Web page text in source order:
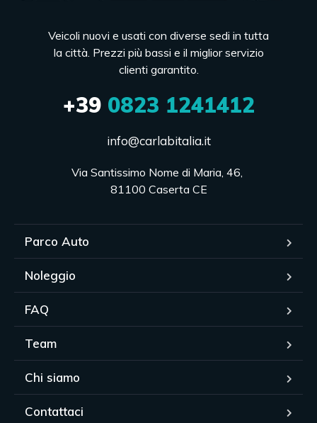
Veicoli nuovi e usati con diverse sedi in tutta
la città. Prezzi più bassi e il miglior servizio
clienti garantito.
+390823 1241412
info@carlabitalia.it
Via Santissimo Nome di Maria, 46,
81100 Caserta CE
Parco Auto
Noleggio
FAQ
Team
Chi siamo
Contattaci